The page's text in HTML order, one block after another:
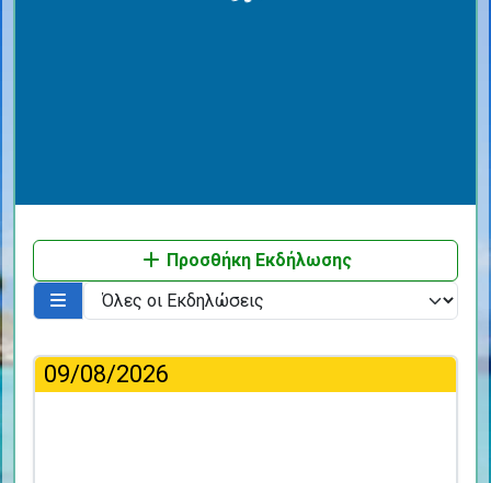
Προσθήκη Εκδήλωσης
09/08/2026